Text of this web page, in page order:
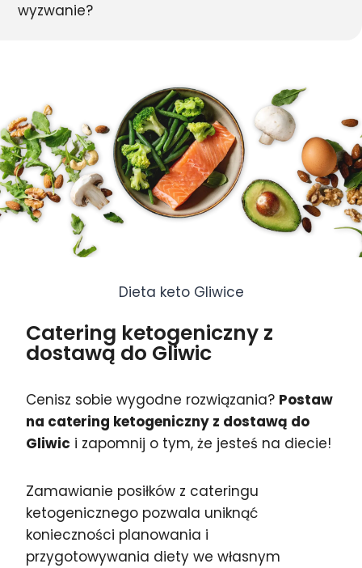
wyzwanie?
Dieta keto Gliwice
Catering ketogeniczny z
dostawą do Gliwic
Cenisz sobie wygodne rozwiązania? Postaw
na catering ketogeniczny z dostawą do
Gliwic i zapomnij o tym, że jesteś na diecie!
Zamawianie posiłków z cateringu
ketogenicznego pozwala uniknąć
konieczności planowania i
przygotowywania diety we własnym